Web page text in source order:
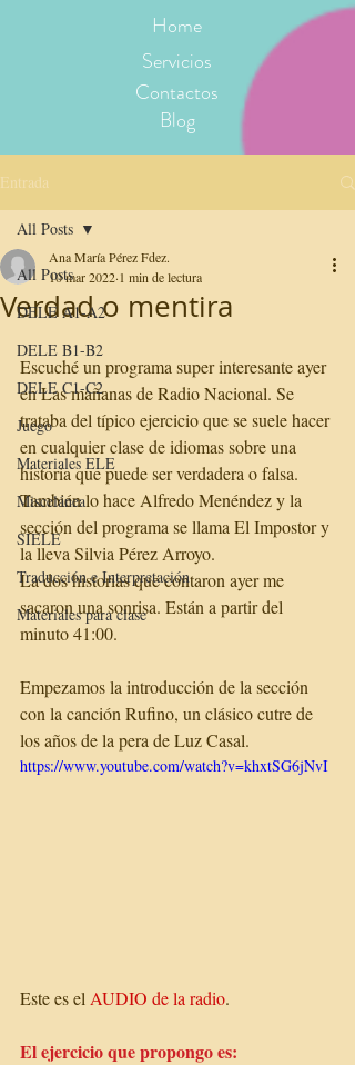
Home
Servicios
Contactos
Blog
Entrada
All Posts
DELE A1-A2
DELE B1-B2
DELE C1-C2
Juego
Materiales ELE
Miscelánea
SIELE
Traducción e Interpretación
Materiales para clase
All Posts
Verdad o mentira
Ana María Pérez Fdez.
10 mar 2022 1 min de lectura
Escuché un programa super interesante ayer
en Las mañanas de Radio Nacional. Se
trataba del típico ejercicio que se suele hacer
en cualquier clase de idiomas sobre una
historia que puede ser verdadera o falsa.
También lo hace Alfredo Menéndez y la
sección del programa se llama El Impostor y
la lleva Silvia Pérez Arroyo.
La dos historias que contaron ayer me
sacaron una sonrisa. Están a partir del
minuto 41:00.
Empezamos la introducción de la sección
con la canción Rufino, un clásico cutre de
los años de la pera de Luz Casal.
https://www.youtube.com/watch?v=khxtSG6jNvI
Este es el AUDIO de la radio.
El ejercicio que propongo es: